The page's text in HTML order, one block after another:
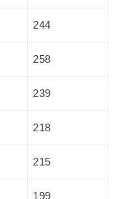
244
258
239
218
215
199